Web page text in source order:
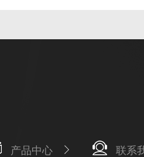
产品中心 联系